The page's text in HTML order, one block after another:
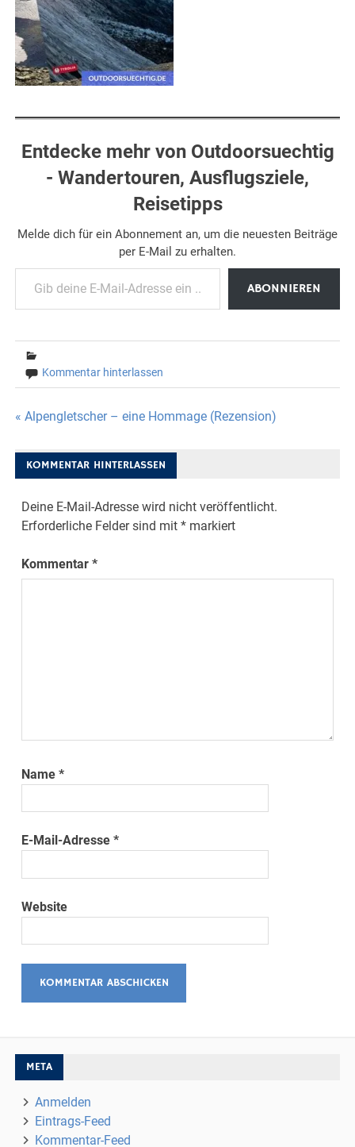
Entdecke mehr von Outdoorsuechtig
- Wandertouren, Ausflugsziele,
Reisetipps
Melde dich für ein Abonnement an, um die neuesten Beiträge
per E-Mail zu erhalten.
Gib deine E-Mail-Adresse ein ...
ABONNIEREN
Kommentar hinterlassen
Beitragsnavigation
« Alpengletscher – eine Hommage (Rezension)
KOMMENTAR HINTERLASSEN
Deine E-Mail-Adresse wird nicht veröffentlicht.
Erforderliche Felder sind mit* markiert
Kommentar*
Name*
E-Mail-Adresse*
Website
META
Anmelden
Eintrags-Feed
Kommentar-Feed